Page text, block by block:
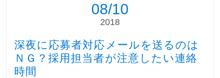
08/10
2018
深夜に応募者対応メールを送るのは
ＮＧ？採用担当者が注意したい連絡
時間